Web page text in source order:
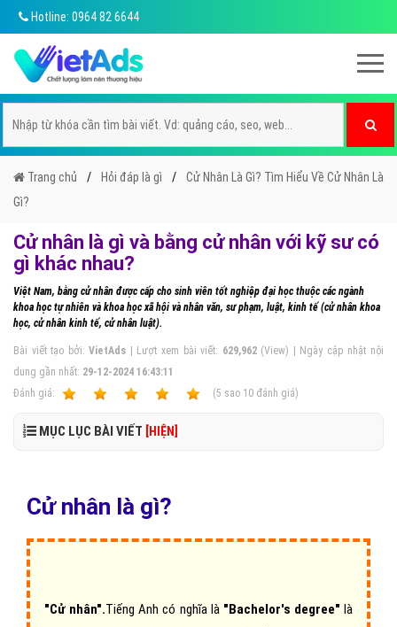
Hotline: 0964 82 6644
Trang chủ Hỏi đáp là gì
Cử Nhân Là Gì? Tìm Hiểu Về Cử Nhân Là
Gì?
Cử nhân là gì và bằng cử nhân với kỹ sư có
gì khác nhau?
Việt Nam, bằng cử nhân được cấp cho sinh viên tốt nghiệp đại học thuộc các ngành
khoa học tự nhiên và khoa học xã hội và nhân văn, sư phạm, luật, kinh tế (cử nhân khoa
học, cử nhân kinh tế, cử nhân luật).
Bài viết tạo bởi:VietAds | Lượt xem bài viết: 629,962(View) | Ngày cập nhật nội
dung gần nhất: 29-12-2024 16:43:11
Ðánh giá:
(5 sao 10 đánh giá)
MỤC LỤC BÀI VIẾT [HIỆN]
Cử nhân là gì?
"Cử nhân".Tiếng Anh có nghĩa là "Bachelor's degree"là